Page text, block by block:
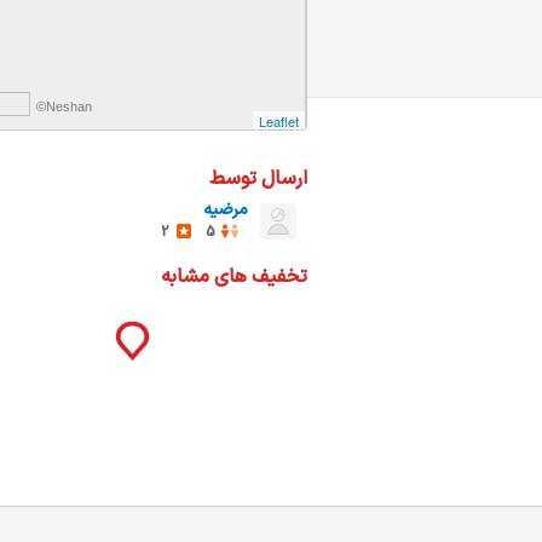
Leaflet
©Neshan
ارسال توسط
مرضیه
5
2
تخفیف های مشابه